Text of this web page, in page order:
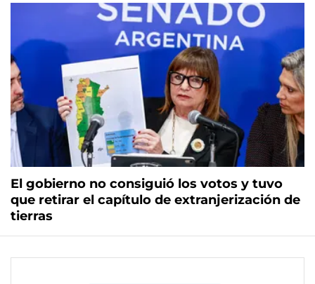
El gobierno no consiguió los votos y tuvo
que retirar el capítulo de extranjerización de
tierras